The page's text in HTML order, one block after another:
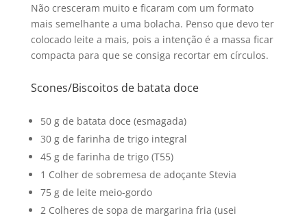
Não cresceram muito e ficaram com um formato
mais semelhante a uma bolacha. Penso que devo ter
colocado leite a mais, pois a intenção é a massa ficar
compacta para que se consiga recortar em círculos.
Scones/Biscoitos de batata doce
50 g de batata doce (esmagada)
30 g de farinha de trigo integral
45 g de farinha de trigo (T55)
1 Colher de sobremesa de adoçante Stevia
75 g de leite meio-gordo
2 Colheres de sopa de margarina fria (usei